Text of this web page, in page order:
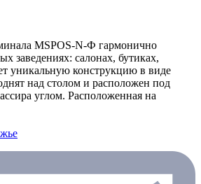
MSPOS-N-Ф гармонично
заведениях: салонах, бутиках,
уникальную конструкцию в виде
над столом и расположен под
углом. Расположенная на